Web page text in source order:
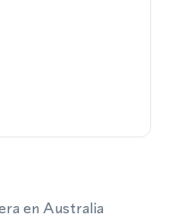
en Australia